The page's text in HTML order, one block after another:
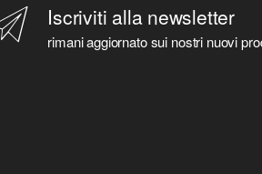
Iscriviti alla newsletter
rimani aggiornato sui nostri nuovi